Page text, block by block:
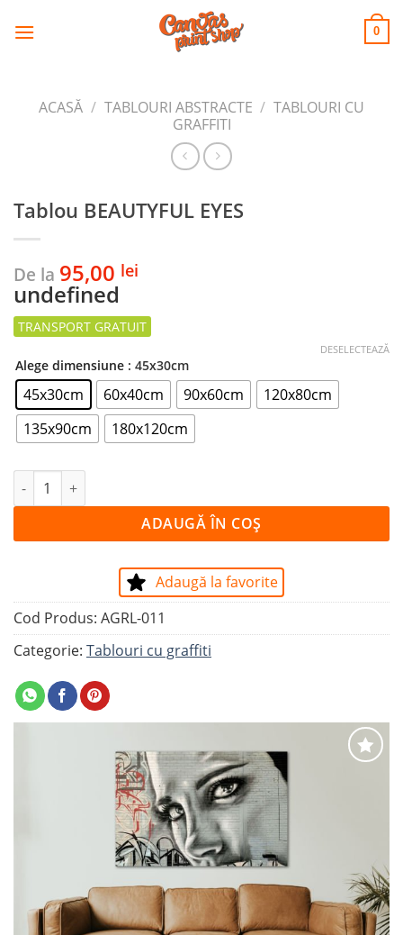
CANVAS
PRINT SHOP 0
ACASĂ / TABLOURI ABSTRACTE / TABLOURI CU
GRAFFITI
Tablou BEAUTYFUL EYES
De la 95,00 lei
undefined
Alege dimensiune : 45x30cm
45x30cm 60x40cm 90x60cm
120x80cm
135x90cm
180x120cm
DESELECTEAZĂ
Cantitate Tablou BEAUTYFUL EYES
ADAUGĂ ÎN COȘ
Adaugă la favorite
Cod Produs: AGRL-011
Categorie: Tablouri cu graffiti